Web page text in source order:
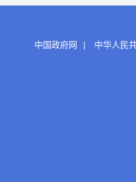
中国政府网 | 中华人民